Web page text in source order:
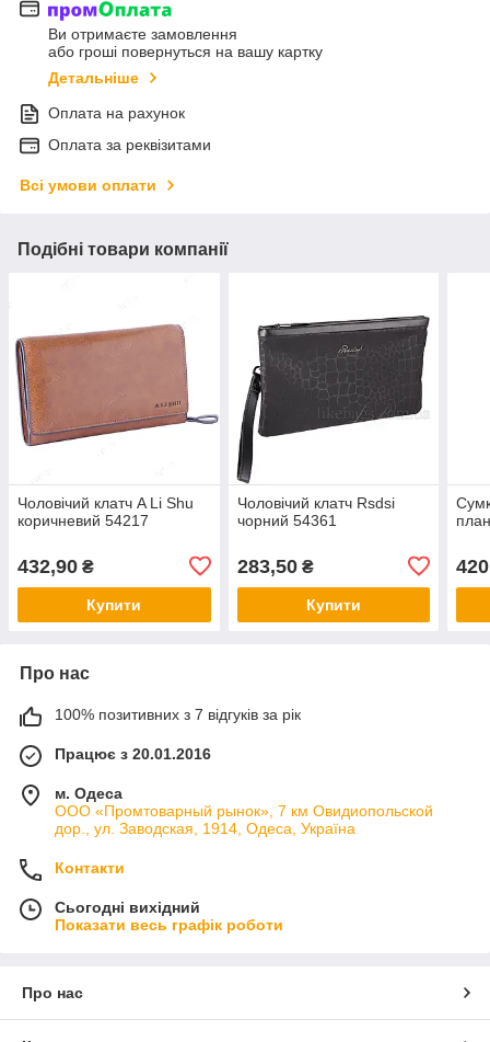
Ви отримаєте замовлення
або гроші повернуться на вашу картку
Детальніше
Оплата на рахунок
Оплата за реквізитами
Всі умови оплати
Подібні товари компанії
Чоловічий клатч A Li Shu
коричневий 54217
432,90 ₴
Купити
Чоловічий клатч Rsdsi
чорний 54361
283,50₴
Купити
Про нас
100% позитивних з 7 відгуків за рік
Працює з 20.01.2016
м. Одеса
ООО «Промтоварный рынок», 7 км Овидиопольской
дор., ул. Заводская, 1914, Одеса, Україна
Контакти
Сьогодні вихідний
Показати весь графік роботи
Про нас